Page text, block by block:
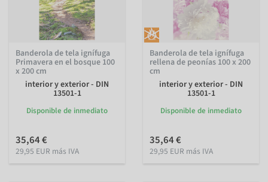
Banderola de tela ignífuga
Primavera en el bosque 100
x 200 cm
interior y exterior - DIN
13501-1
Disponible de inmediato
35,64 €
29,95 EUR más IVA
Banderola de tela ignífuga
rellena de peonías 100 x 200
cm
interior y exterior - DIN
13501-1
Disponible de inmediato
35,64 €
29,95 EUR más IVA